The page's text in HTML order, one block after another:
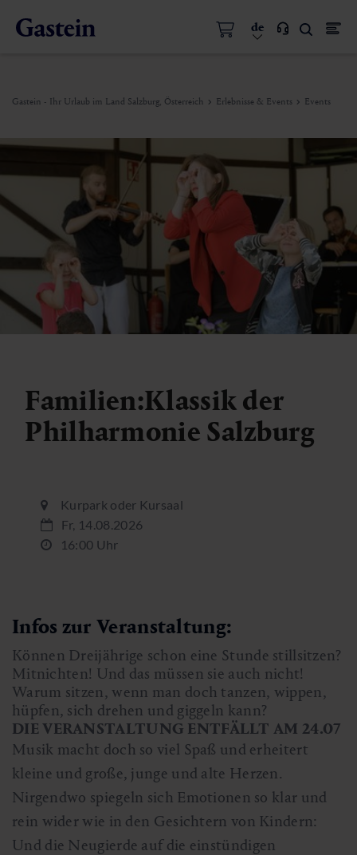
de
Gastein - Ihr Urlaub im Land Salzburg, Österreich Erlebnisse & Events Events
Familien:Klassik der
Philharmonie Salzburg
Kurpark oder Kursaal
Fr, 14.08.2026
16:00 Uhr
Infos zur Veranstaltung:
Können Dreijährige schon eine Stunde stillsitzen?
Mitnichten! Und das müssen sie auch nicht!
Warum sitzen, wenn man doch tanzen, wippen,
hüpfen, sich drehen und giggeln kann?
DIE VERANSTALTUNG ENTFÄLLT AM 24.07
Musik macht doch so viel Spaß und erheitert
kleine und große, junge und alte Herzen.
Nirgendwo spiegeln sich Emotionen so klar und
rein wider wie in den Gesichtern von Kindern:
Und die Neugierde auf die einstündigen